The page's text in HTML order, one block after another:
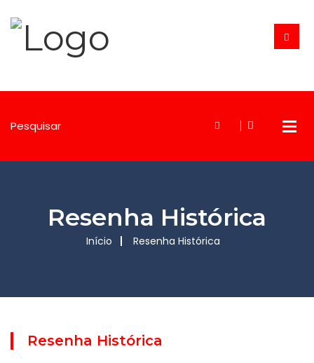
Resenha Histórica
Início Resenha Histórica
Resenha Histórica